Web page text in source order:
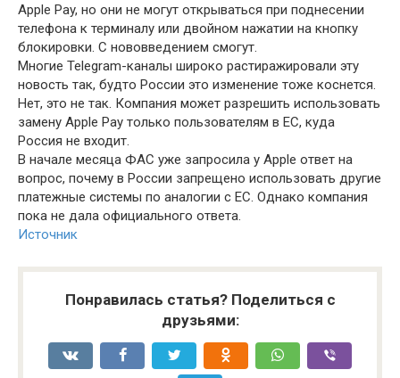
Apple Pay, но они не могут открываться при поднесении
телефона к терминалу или двойном нажатии на кнопку
блокировки. С нововведением смогут.
Многие Telegram-каналы широко растиражировали эту
новость так, будто России это изменение тоже коснется.
Нет, это не так. Компания может разрешить использовать
замену Apple Pay только пользователям в ЕС, куда
Россия не входит.
В начале месяца ФАС уже запросила у Apple ответ на
вопрос, почему в России запрещено использовать другие
платежные системы по аналогии с ЕС. Однако компания
пока не дала официального ответа.
Источник
Понравилась статья? Поделиться с
друзьями: